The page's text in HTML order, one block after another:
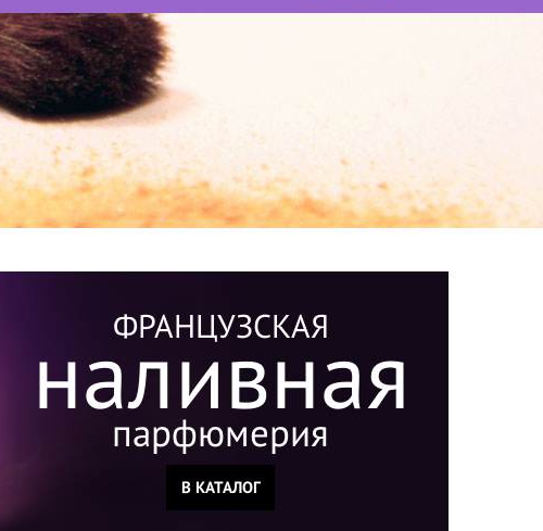
ФРАНЦУЗСКАЯ
наливная
парфюмерия
В КАТАЛОГ